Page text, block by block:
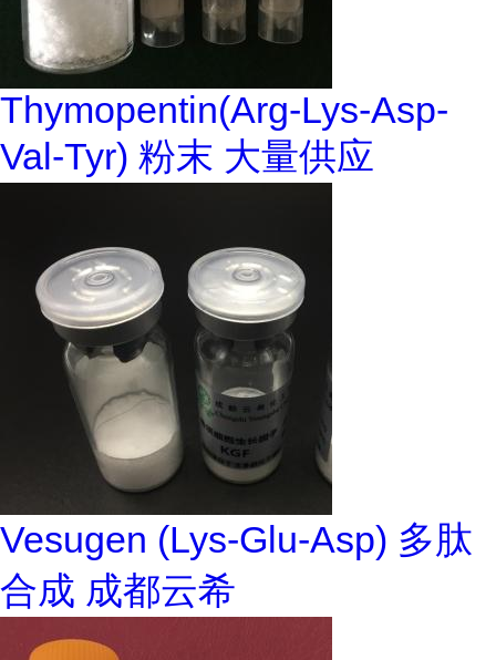
Thymopentin(Arg-Lys-Asp-
Val-Tyr) 粉末 大量供应
Vesugen (Lys-Glu-Asp) 多肽
合成 成都云希